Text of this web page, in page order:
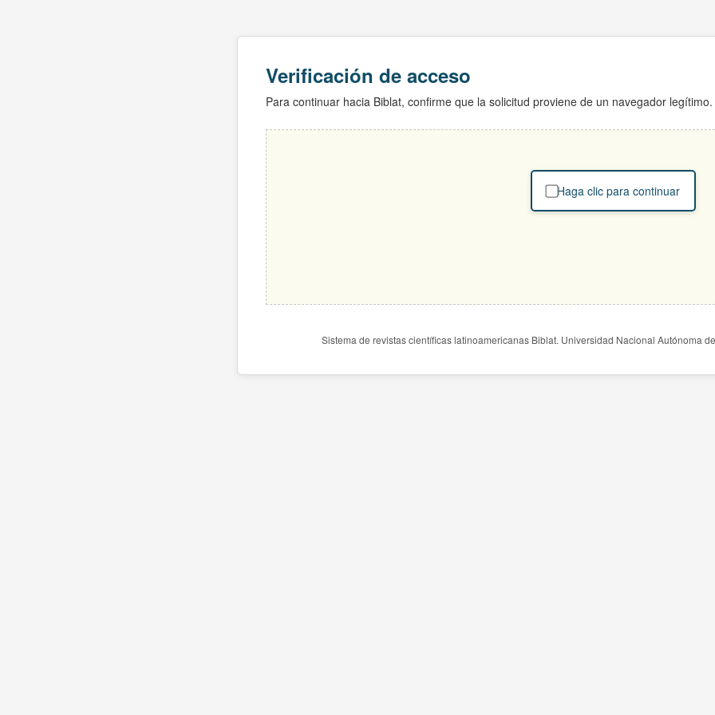
Verificación de acceso
Para continuar hacia Biblat, confirme que la solicitud proviene de un navegador legítimo.
Haga clic para continuar
Sistema de revistas científicas latinoamericanas Biblat. Universidad Nacional Autónoma